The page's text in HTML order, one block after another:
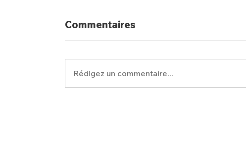
Commentaires
Rédigez un commentaire...